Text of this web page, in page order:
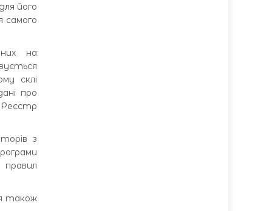
його
самого
на
склі
про
Реєстр
з
також